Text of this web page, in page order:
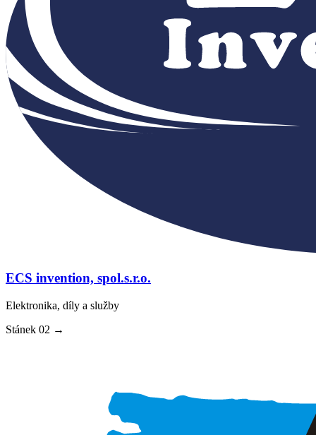
ECS invention, spol.s.r.o.
Elektronika, díly a služby
Stánek 02 →